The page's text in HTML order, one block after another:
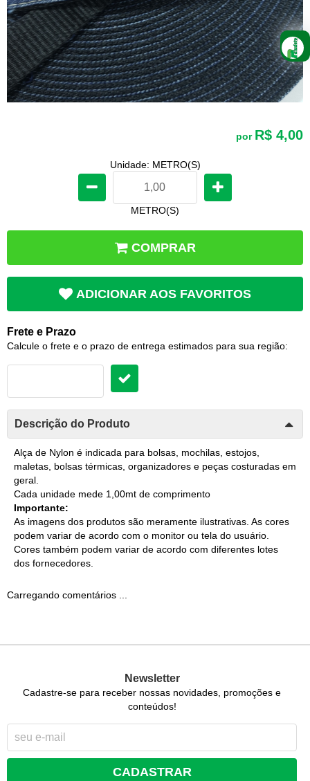
por R$ 4,00
Unidade: METRO(S)
METRO(S)
COMPRAR
ADICIONAR AOS FAVORITOS
Frete e Prazo
Calcule o frete e o prazo de entrega estimados para sua região:
Descrição do Produto
Alça de Nylon é indicada para bolsas, mochilas, estojos,
maletas, bolsas térmicas, organizadores e peças costuradas em
geral.
Cada unidade mede 1,00mt de comprimento
Importante:
As imagens dos produtos são meramente ilustrativas. As cores
podem variar de acordo com o monitor ou tela do usuário.
Cores também podem variar de acordo com diferentes lotes
dos fornecedores.
Carregando comentários ...
Newsletter
Cadastre-se para receber nossas novidades, promoções e
conteúdos!
CADASTRAR